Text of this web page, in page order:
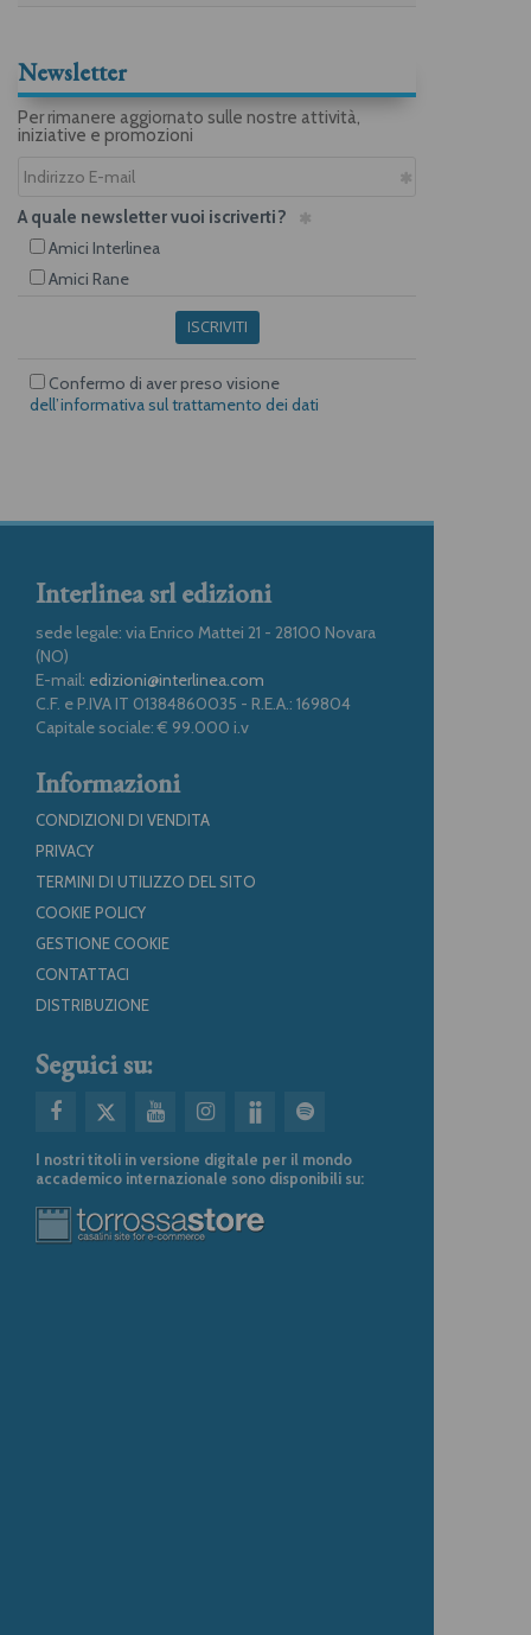
Newsletter
Per rimanere aggiornato sulle nostre attività,
iniziative e promozioni
A quale newsletter vuoi iscriverti?
Amici Interlinea
Amici Rane
ISCRIVITI
Confermo di aver preso visione
dell’informativa sul trattamento dei dati
Interlinea srl edizioni
sede legale: via Enrico Mattei 21 - 28100 Novara
(NO)
E-mail: edizioni@interlinea.com
C.F. e P.IVA IT 01384860035 - R.E.A.: 169804
Capitale sociale: € 99.000 i.v
Informazioni
CONDIZIONI DI VENDITA
PRIVACY
TERMINI DI UTILIZZO DEL SITO
COOKIE POLICY
GESTIONE COOKIE
CONTATTACI
DISTRIBUZIONE
Seguici su:
I nostri titoli in versione digitale per il mondo
accademico internazionale sono disponibili su: